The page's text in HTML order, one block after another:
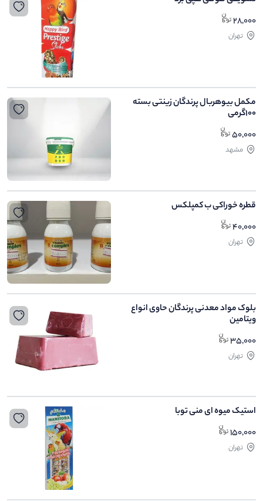
28,000
تهران
مکمل بیوهربال پرندگان زینتی بسته
100گرمی
50,000
مشهد
قطره خوراکی ب کمپلکس
40,000
تهران
بلوک مواد معدنی پرندگان حاوی انواع
ویتامین
35,000
تهران
استیک میوه ای منی توبا
150,000
تهران